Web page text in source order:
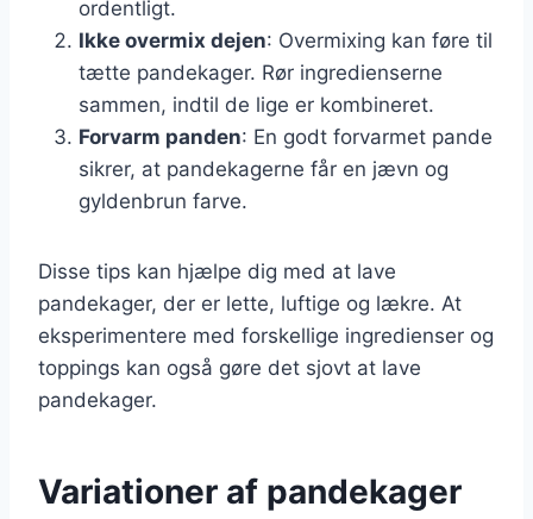
ordentligt.
Ikke overmix dejen: Overmixing kan føre til
tætte pandekager. Rør ingredienserne
sammen, indtil de lige er kombineret.
Forvarm panden: En godt forvarmet pande
sikrer, at pandekagerne får en jævn og
gyldenbrun farve.
Disse tips kan hjælpe dig med at lave
pandekager, der er lette, luftige og lækre. At
eksperimentere med forskellige ingredienser og
toppings kan også gøre det sjovt at lave
pandekager.
Variationer af pandekager